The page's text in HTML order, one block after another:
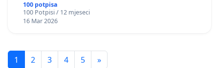
100 potpisa
100 Potpisi / 12 mjeseci
16 Mar 2026
1 2 3 4 5 »